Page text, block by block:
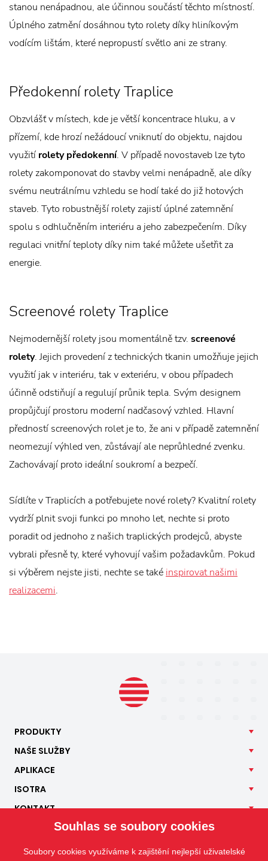
stanou nenápadnou, ale účinnou součástí těchto místností.
Úplného zatmění dosáhnou tyto rolety díky hliníkovým
vodícím lištám, které nepropustí světlo ani ze strany.
Předokenní rolety Traplice
Obzvlášť v místech, kde je větší koncentrace hluku, a v
přízemí, kde hrozí nežádoucí vniknutí do objektu, najdou
využití rolety předokenní. V případě novostaveb lze tyto
rolety zakomponovat do stavby velmi nenápadně, ale díky
svému neutrálnímu vzhledu se hodí také do již hotových
staveb. Tyto robustnější rolety zajistí úplné zatemnění
spolu s odhlučněním interiéru a jeho zabezpečením. Díky
regulaci vnitřní teploty díky nim také můžete ušetřit za
energie.
Screenové rolety Traplice
Nejmodernější rolety jsou momentálně tzv. screenové
rolety. Jejich provedení z technických tkanin umožňuje jejich
využití jak v interiéru, tak v exteriéru, v obou případech
účinně odstiňují a regulují průnik tepla. Svým designem
propůjčují prostoru moderní nadčasový vzhled. Hlavní
předností screenových rolet je to, že ani v případě zatemnění
neomezují výhled ven, zůstávají ale neprůhledné zvenku.
Zachovávají proto ideální soukromí a bezpečí.
Sídlíte v Traplicích a potřebujete nové rolety? Kvalitní rolety
vydrží plnit svoji funkci po mnoho let, nechte si proto
poradit od jednoho z našich traplických prodejců, abyste
vybrali přesně ty, které vyhovují vašim požadavkům. Pokud
si výběrem nejste jisti, nechte se také inspirovat našimi
realizacemi.
PRODUKTY
NAŠE SLUŽBY
APLIKACE
ISOTRA
KONTAKT
Souhlas se soubory cookies
Soubory cookies využíváme k zajištění nejlepší uživatelské